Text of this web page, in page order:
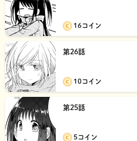
16コイン
第26話
10コイン
第25話
5コイン